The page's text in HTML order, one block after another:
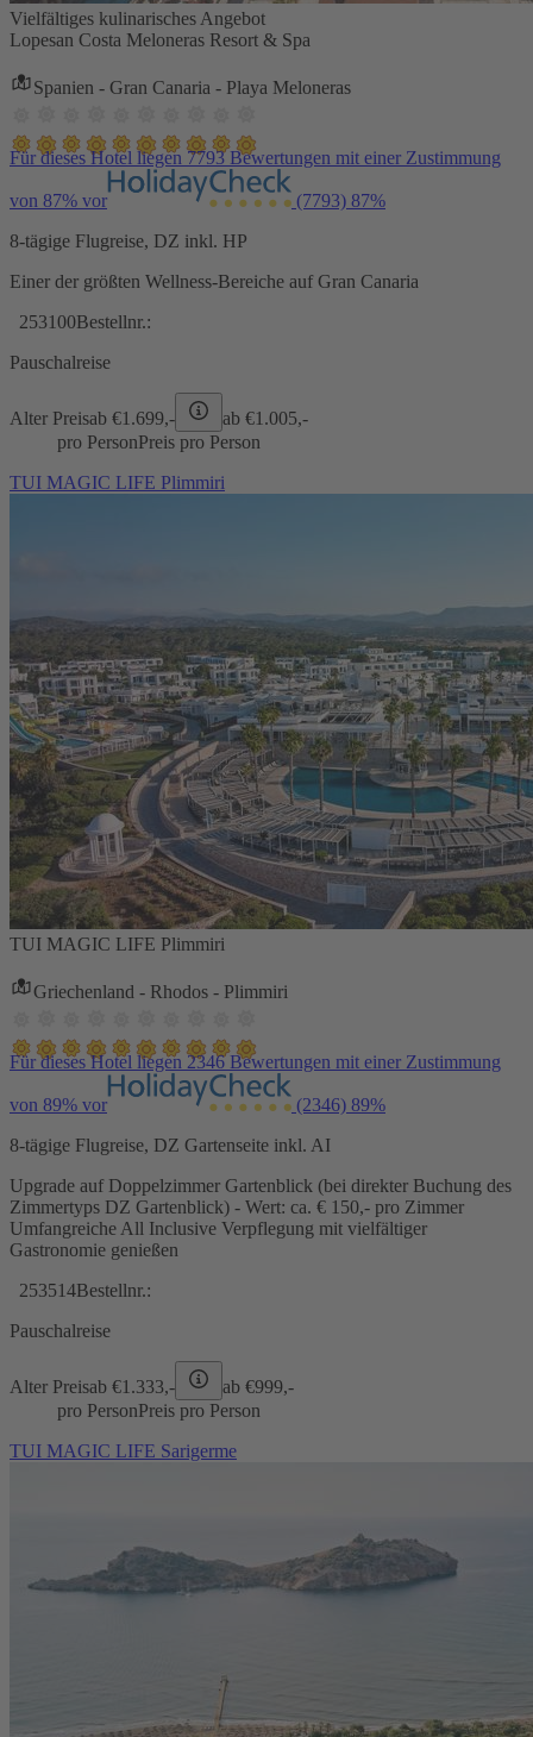
Vielfältiges kulinarisches Angebot
Lopesan Costa Meloneras Resort & Spa
Spanien - Gran Canaria - Playa Meloneras
Für dieses Hotel liegen 7793 Bewertungen mit einer Zustimmung
von 87% vor (7793) 87%
8-tägige Flugreise, DZ inkl. HP
Einer der größten Wellness-Bereiche auf Gran Canaria
253100Bestellnr.:
Pauschalreise
Alter Preisab €1.699,- ab €1.005,-
pro PersonPreis pro Person
TUI MAGIC LIFE Plimmiri
TUI MAGIC LIFE Plimmiri
Griechenland - Rhodos - Plimmiri
Für dieses Hotel liegen 2346 Bewertungen mit einer Zustimmung
von 89% vor (2346) 89%
8-tägige Flugreise, DZ Gartenseite inkl. AI
Upgrade auf Doppelzimmer Gartenblick (bei direkter Buchung des
Zimmertyps DZ Gartenblick) - Wert: ca. € 150,- pro Zimmer
Umfangreiche All Inclusive Verpflegung mit vielfältiger
Gastronomie genießen
253514Bestellnr.:
Pauschalreise
Alter Preisab €1.333,- ab €999,-
pro PersonPreis pro Person
TUI MAGIC LIFE Sarigerme